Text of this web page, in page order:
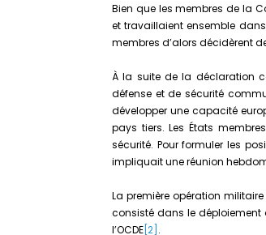
Bien que les membres de la
et travaillaient ensemble
membres d’alors décidèrent
À la suite de la déclaration
défense et de sécurité
développer une capacité
pays tiers. Les États
sécurité. Pour formuler les
impliquait une réunion
La première opération militaire
consisté dans le déploiement
l’OCDE [2] .